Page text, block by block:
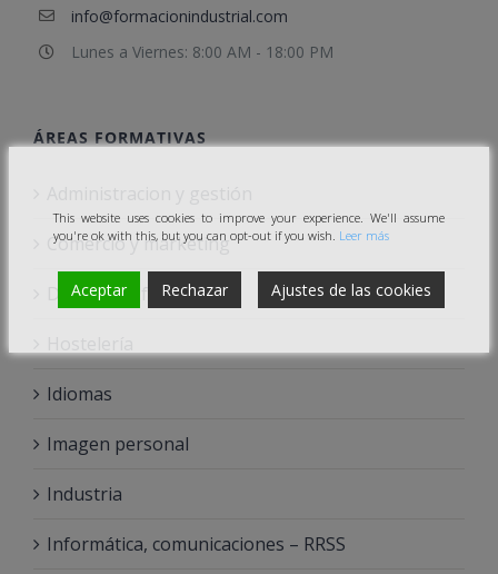
info@formacionindustrial.com
Lunes a Viernes: 8:00 AM - 18:00 PM
ÁREAS FORMATIVAS
Comercio y marketing
Docencia – formación
Idiomas
Imagen personal
Industria
Informática, comunicaciones – RRSS
This website uses cookies to improve your experience. We'll assume
you're ok with this, but you can opt-out if you wish. Leer más
Aceptar Rechazar Ajustes de las cookies